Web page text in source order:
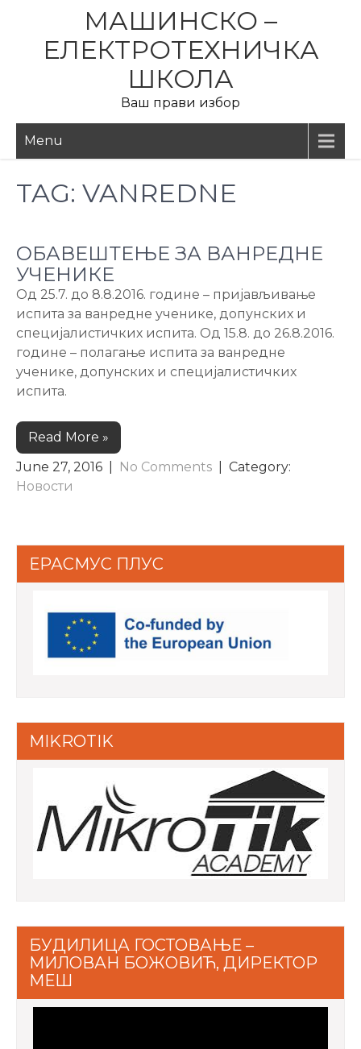
content
МАШИНСКО –
ЕЛЕКТРОТЕХНИЧКА
ШКОЛА
Ваш прави избор
Menu
TAG: VANREDNE
ОБАВЕШТЕЊЕ ЗА ВАНРЕДНЕ
УЧЕНИКЕ
Од 25.7. до 8.8.2016. године – пријављивање
испита за ванредне ученике, допунских и
специјалистичких испита. Од 15.8. до 26.8.2016.
године – полагање испита за ванредне
ученике, допунских и специјалистичких
испита.
Read More »
June 27, 2016
No Comments
| Category:
Новости
ЕРАСМУС ПЛУС
MIKROTIK
БУДИЛИЦА ГОСТОВАЊЕ –
МИЛОВАН БОЖОВИЋ, ДИРЕКТОР
МЕШ